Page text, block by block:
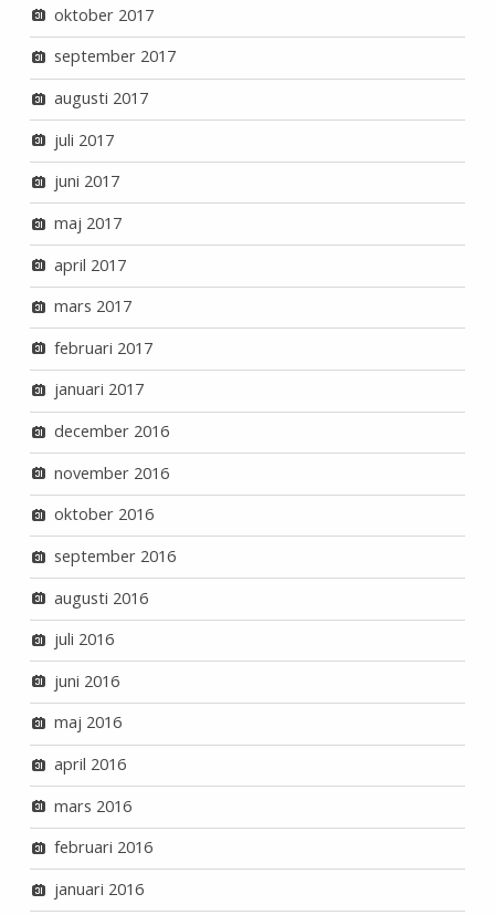
oktober 2017
september 2017
augusti 2017
juli 2017
juni 2017
maj 2017
april 2017
mars 2017
februari 2017
januari 2017
december 2016
november 2016
oktober 2016
september 2016
augusti 2016
juli 2016
juni 2016
maj 2016
april 2016
mars 2016
februari 2016
januari 2016